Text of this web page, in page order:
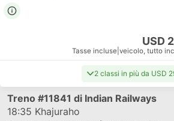
USD
Tasse incluse veicolo, tutto
2 classi in più da USD
Treno #11841 di Indian Railways
18:35 Khajuraho